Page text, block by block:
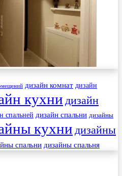
дизайн комнат дизайн
кухни дизайн
спальней дизайн спальни дизайны
кухни дизайны
спальни дизайны спальня